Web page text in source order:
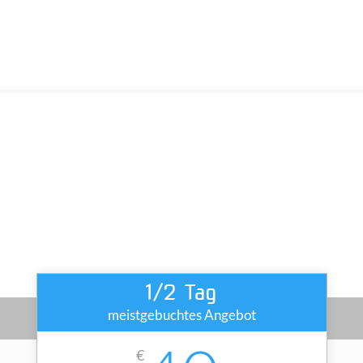
1/2 Tag
meistgebuchtes Angebot
€